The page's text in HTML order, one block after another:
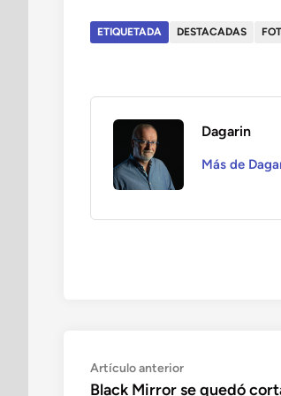
ETIQUETADA DESTACADAS
Dagarin
Más de
Navegación
Artículo anteriorArtículo
anterior:
Black Mirror se quedó